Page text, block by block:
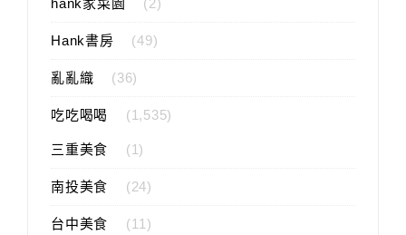
Hank書房 (49)
亂亂織 (36)
吃吃喝喝 (1,535)
三重美食 (1)
南投美食 (24)
台中美食 (11)